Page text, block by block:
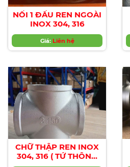
NỐI 1 ĐẦU REN NGOÀI
INOX 304, 316
Giá: Liên hệ
CHỮ THẬP REN INOX
304, 316 ( TỨ THÔNG